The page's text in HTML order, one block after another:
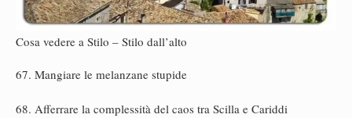
Cosa vedere a Stilo – Stilo dall’alto
67. Mangiare le melanzane stupide
68. Afferrare la complessità del caos tra Scilla e Cariddi